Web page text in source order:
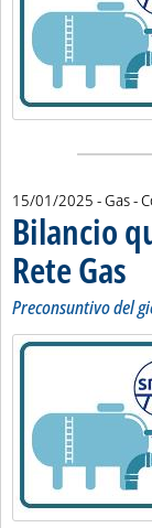
15/01/2025 - Gas -
Bilancio
Rete Gas ..
Preconsuntivo del
Lista allegati